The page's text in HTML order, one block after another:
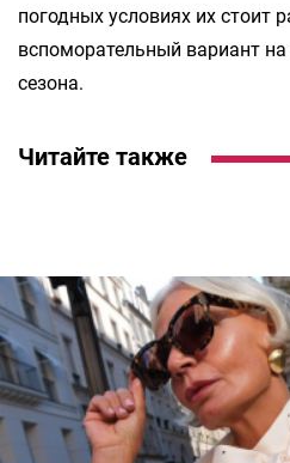
погодных условиях их стоит
вспоморательный вариант
сезона.
Читайте также